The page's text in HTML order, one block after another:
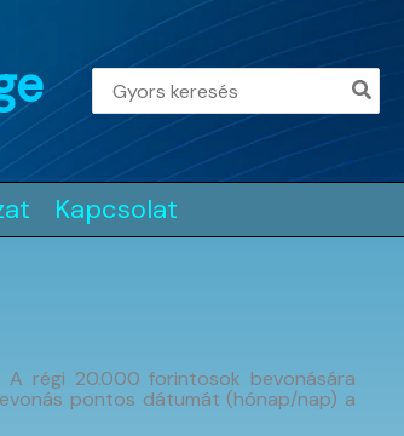
Search
for:
Kapcsolat
régi 20.000 forintosok bevonására
pontos dátumát (hónap/nap) a